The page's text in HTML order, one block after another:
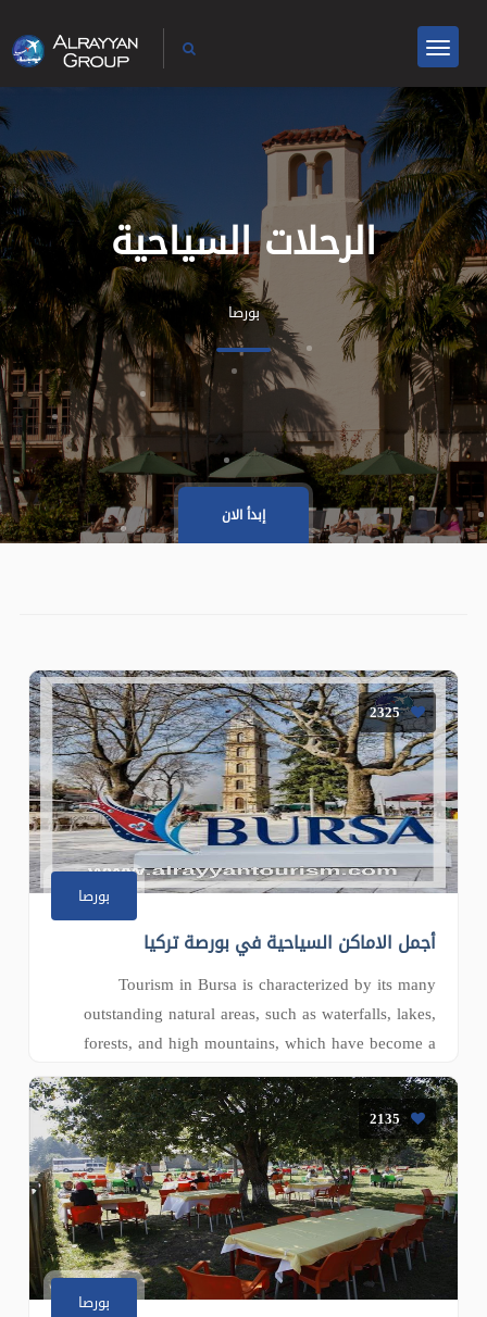
الرحلات السياحية
بورصا
إبدأ الان
2325
بورصا
أجمل الاماكن السياحية في بورصة تركيا
Tourism in Bursa is characterized by its many
outstanding natural areas, such as waterfalls, lakes,
forests, and high mountains, which have become a
major attraction for tourists from all over the world.
Thanks to the architectural beauty of its
neighborhoods, the captivating beauty of its green
landscapes and flowering forests, the cultural heritage
of its historical landmarks, and its blending of many
historical civilizations, Bursa has become one of
Turkey's most famous and distinctive tourist
destinations in recent years. Informa
2135
بورصا